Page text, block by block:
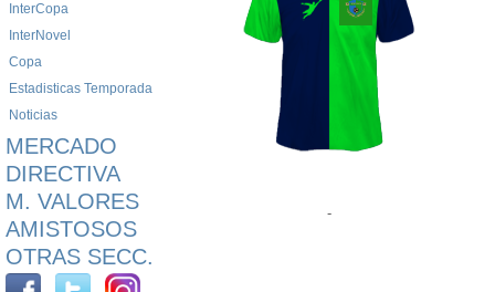
InterCopa
InterNovel
Copa
Estadisticas Temporada
Noticias
MERCADO
DIRECTIVA
M. VALORES
AMISTOSOS
OTRAS SECC.
-